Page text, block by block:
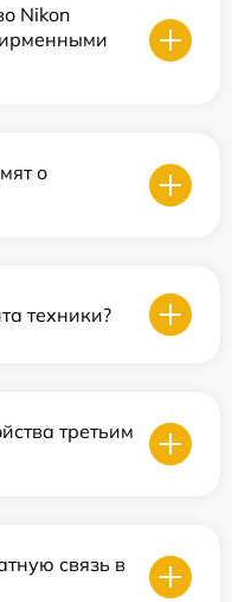
Nikon
о
техники?
третьим
связь в